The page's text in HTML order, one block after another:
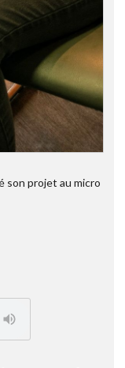
son projet au micro